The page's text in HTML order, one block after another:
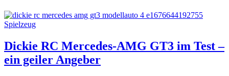
Spielzeug
Dickie RC Mercedes-AMG GT3 im Test –
ein geiler Angeber